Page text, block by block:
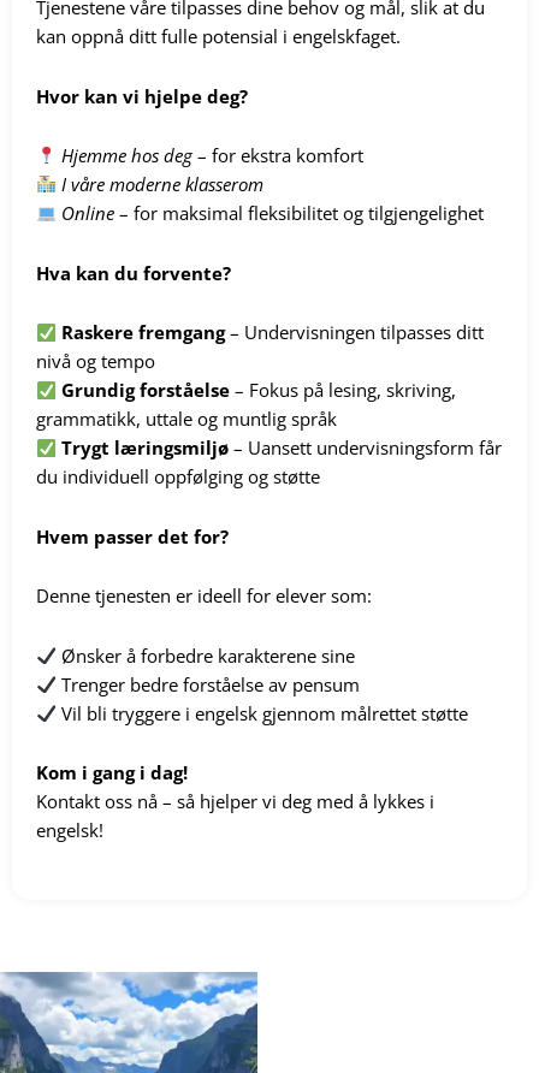
Tjenestene våre tilpasses dine behov og mål, slik at du
kan oppnå ditt fulle potensial i engelskfaget.
Hvor kan vi hjelpe deg?
Hjemme hos deg– for ekstra komfort
I våre moderne klasserom
Online– for maksimal fleksibilitet og tilgjengelighet
Hva kan du forvente?
Raskere fremgang– Undervisningen tilpasses ditt
nivå og tempo
Grundig forståelse– Fokus på lesing, skriving,
grammatikk, uttale og muntlig språk
Trygt læringsmiljø– Uansett undervisningsform får
du individuell oppfølging og støtte
Hvem passer det for?
Denne tjenesten er ideell for elever som:
Ønsker å forbedre karakterene sine
Trenger bedre forståelse av pensum
Vil bli tryggere i engelsk gjennom målrettet støtte
Kom i gang i dag!
Kontakt oss nå – så hjelper vi deg med å lykkes i
engelsk!
Prisområde:
kr 2298,00
til
kr 179800,00
Dette
produktet
har